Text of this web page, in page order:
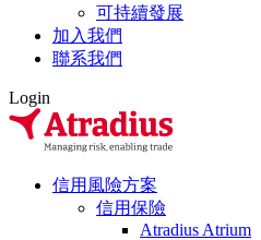
可持續發展
加入我們
聯系我們
Login
信用風險方案
信用保險
Atradius Atrium